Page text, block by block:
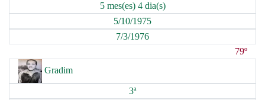
5 mes(es) 4 dia(s)
5/10/1975
7/3/1976
79º
Gradim
3ª